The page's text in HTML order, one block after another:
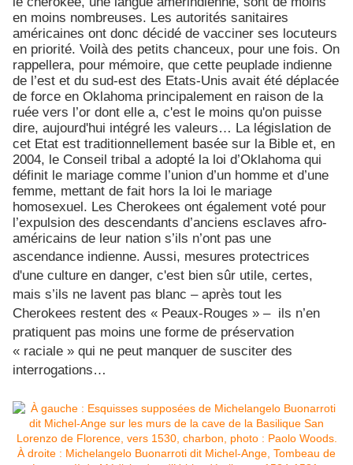
en moins nombreuses. Les autorités sanitaires
américaines ont donc décidé de vacciner ses locuteurs
en priorité. Voilà des petits chanceux, pour une fois. On
rappellera, pour mémoire, que cette peuplade indienne
de l’est et du sud-est des Etats-Unis avait été déplacée
de force en Oklahoma principalement en raison de la
ruée vers l’or dont elle a, c'est le moins qu'on puisse
dire, aujourd'hui intégré les valeurs… La législation de
cet Etat est traditionnellement basée sur la Bible et, en
2004, le Conseil tribal a adopté la loi d’Oklahoma qui
définit le mariage comme l’union d’un homme et d’une
femme, mettant de fait hors la loi le mariage
homosexuel. Les Cherokees ont également voté pour
l’expulsion des descendants d’anciens esclaves afro-
américains de leur nation s’ils n’ont pas une
ascendance indienne. Aussi, mesures protectrices
d'une culture en danger, c'est bien sûr utile, certes,
mais s’ils ne lavent pas blanc – après tout les
Cherokees restent des « Peaux-Rouges » – ils n’en
pratiquent pas moins une forme de préservation
« raciale » qui ne peut manquer de susciter des
interrogations…